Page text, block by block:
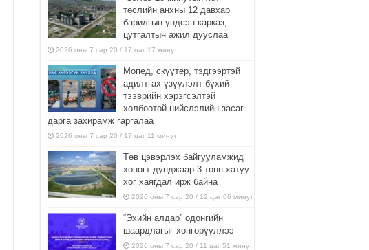
төслийн анхны 12 давхар
барилгын үндсэн карказ,
цутгалтын ажил дууслаа
2026 оны 7 сар 20 / 17 цаг 17 минут
Мопед, скүүтер, тэдгээртэй
адилтгах үзүүлэлт бүхий
тээврийн хэрэгсэлтэй
холбоотой нийслэлийн засаг
дарга захирамж гаргалаа
2026 оны 7 сар 20 / 17 цаг 11 минут
Төв цэвэрлэх байгууламжид
хоногт дунджаар 3 тонн хатуу
хог хаягдал ирж байна
2026 оны 7 сар 20 / 12 цаг 06 минут
“Эхийн алдар” одонгийн
шаардлагыг хөнгөрүүллээ
2026 оны 7 сар 20 / 11 цаг 51 минут